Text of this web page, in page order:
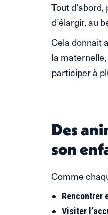
Tout
d’élargir, au
Cela donnait
la
participer à
Des
son
Comme
Rencontrer
Visiter